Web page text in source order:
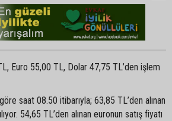
Euro 55,00 TL, Dolar 47,75 TL’den işlem
saat 08.50 itibarıyla; 63,85 TL’den alınan
54,65 TL’den alınan euronun satış fiyatı